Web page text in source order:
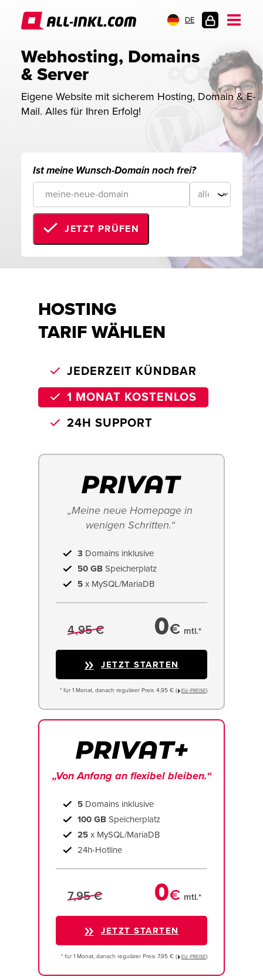
DE
Webhosting, Domains
& Server
Eigene Website mit sicherem Hosting, Domain & E-
Mail. Alles für Ihren Erfolg!
Ist meine Wunsch-Domain noch frei?
JETZT PRÜFEN
HOSTING
TARIF WÄHLEN
JEDERZEIT KÜNDBAR
1 MONAT KOSTENLOS
24H SUPPORT
„Meine neue Homepage in
wenigen Schritten.“
3 Domains inklusive
50 GB Speicherplatz
5 x MySQL/MariaDB
4,95 € 0€ mtl.*
JETZT STARTEN
* für 1 Monat, danach regulärer Preis 4,95 € ( EU−PREISE)
„Von Anfang an flexibel bleiben.“
5 Domains inklusive
100 GB Speicherplatz
25 x MySQL/MariaDB
24h-Hotline
7,95 € 0€ mtl.*
JETZT STARTEN
* für 1 Monat, danach regulärer Preis 7,95 € ( EU−PREISE)